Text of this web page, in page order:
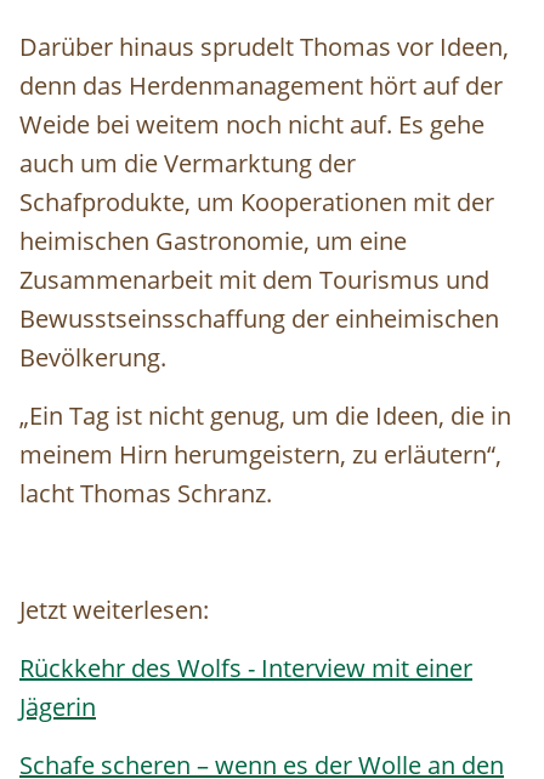
Darüber hinaus sprudelt Thomas vor Ideen,
denn das Herdenmanagement hört auf der
Weide bei weitem noch nicht auf. Es gehe
auch um die Vermarktung der
Schafprodukte, um Kooperationen mit der
heimischen Gastronomie, um eine
Zusammenarbeit mit dem Tourismus und
Bewusstseinsschaffung der einheimischen
Bevölkerung.
„Ein Tag ist nicht genug, um die Ideen, die in
meinem Hirn herumgeistern, zu erläutern“,
lacht Thomas Schranz.
Jetzt weiterlesen:
Rückkehr des Wolfs - Interview mit einer
Jägerin
Schafe scheren – wenn es der Wolle an den